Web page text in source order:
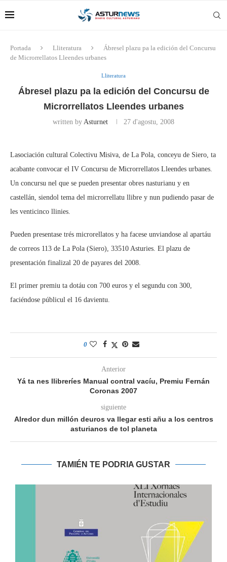
Portada Lliteratura
Ábresel plazu pa la edición del Concursu
de Microrrellatos Lleendes urbanes
Lliteratura
Ábresel plazu pa la edición del Concursu de
Microrrellatos Lleendes urbanes
written by Asturnet 27 d'agostu, 2008
Lasociación cultural Colectivu Misiva, de La Pola, conceyu de Siero, ta
acabante convocar el IV Concursu de Microrrellatos Lleendes urbanes.
Un concursu nel que se pueden presentar obres nasturianu y en
castellán, siendol tema del microrrellatu llibre y nun pudiendo pasar de
les venticinco llinies.
Pueden presentase trés microrellatos y ha facese unviandose al apartáu
de correos 113 de La Pola (Siero), 33510 Asturies. El plazu de
presentación finalizal 20 de payares del 2008.
El primer premiu ta dotáu con 700 euros y el segundu con 300,
faciéndose públicul el 16 davientu.
0
Anterior
Yá ta nes llibreríes Manual contral vacíu, Premiu Fernán
Coronas 2007
siguiente
Alredor dun millón deuros va llegar esti añu a los centros
asturianos de tol planeta
TAMIÉN TE PODRIA GUSTAR